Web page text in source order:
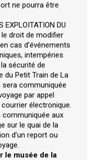
ne pourra être
DU
le droit de modifier
cas d’événements
intempéries
sécurité de
du Petit Train de La
sera communiquée
par appel
courrier électronique.
communiquée aux
sur le quai de la
d’un report ou
le musée de la